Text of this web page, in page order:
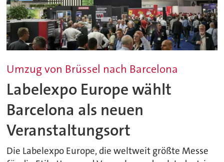
Umzug von Brüssel nach Barcelona
Labelexpo Europe wählt
Barcelona als neuen
Veranstaltungsort
Die Labelexpo Europe, die weltweit größte Messe